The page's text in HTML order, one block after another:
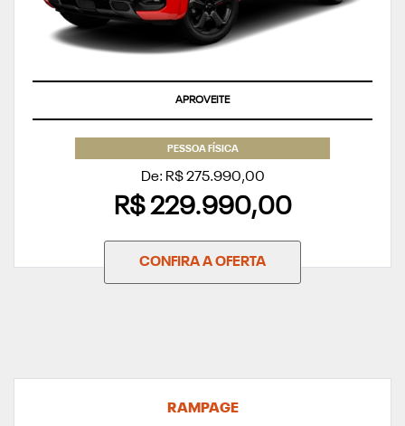
SUPERVALORIZAÇÃO DO SEU SEMINOVO OU TAXA ZERO
PESSOA FÍSICA
De: R$ 275.990,00
R$ 229.990,00
CONFIRA A OFERTA
RAMPAGE